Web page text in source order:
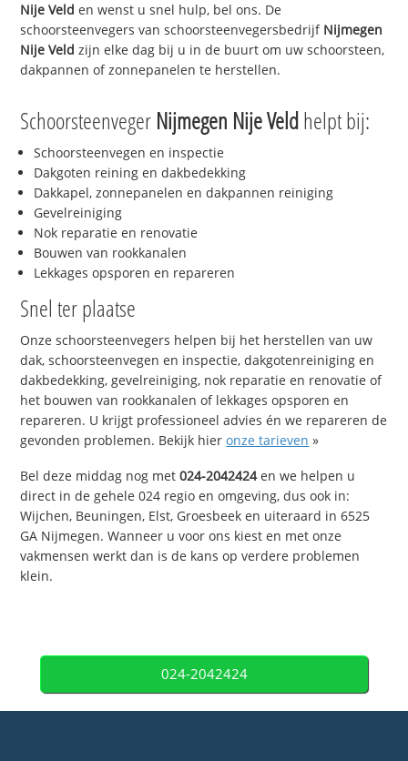
Nije Veld en wenst u snel hulp, bel ons. De
schoorsteenvegers van schoorsteenvegersbedrijf Nijmegen
Nije Veld zijn elke dag bij u in de buurt om uw schoorsteen,
dakpannen of zonnepanelen te herstellen.
Schoorsteenveger Nijmegen Nije Veldhelpt bij:
Schoorsteenvegen en inspectie
Dakgoten reining en dakbedekking
Dakkapel, zonnepanelen en dakpannen reiniging
Gevelreiniging
Nok reparatie en renovatie
Bouwen van rookkanalen
Lekkages opsporen en repareren
Snel ter plaatse
Onze schoorsteenvegers helpen bij het herstellen van uw
dak, schoorsteenvegen en inspectie, dakgotenreiniging en
dakbedekking, gevelreiniging, nok reparatie en renovatie of
het bouwen van rookkanalen of lekkages opsporen en
repareren. U krijgt professioneel advies én we repareren de
gevonden problemen. Bekijk hieronze tarieven »
Bel deze middag nog met024-2042424en we helpen u
direct in de gehele 024 regio en omgeving, dus ook in:
Wijchen, Beuningen, Elst, Groesbeek en uiteraard in 6525
GA Nijmegen. Wanneer u voor ons kiest en met onze
vakmensen werkt dan is de kans op verdere problemen
klein.
024-2042424